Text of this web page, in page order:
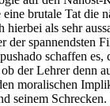
brutale Tat die
hierbei als sehr
der spannendsten
schaffen
der Lehrer denn
moralischen
seinem Schrecken.